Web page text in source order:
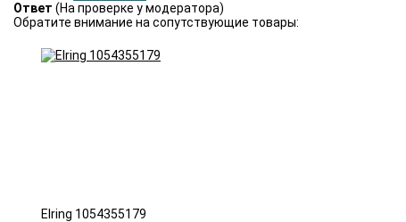
Ответ (На проверке у модератора)
Обратите внимание на сопутствующие товары:
Elring 1054355179